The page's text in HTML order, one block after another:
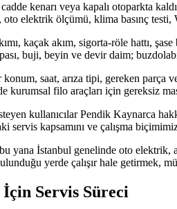
kenarı veya kapalı otoparkta
elektrik ölçümü, klima basınç testi,
kaçak akım, sigorta-röle hattı,
buji, beyin ve devir daim;
saat, arıza tipi, gereken
kurumsal filo araçları için gereksiz
kullanıcılar Pendik Kaynarca
servis kapsamını ve çalışma
yana İstanbul genelinde oto elektrik,
yerde çalışır hale getirmek,
İçin Servis Süreci